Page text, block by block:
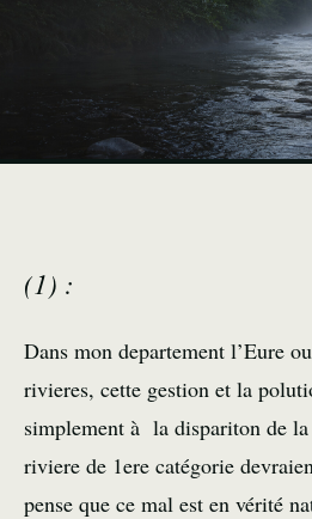
(1) :
Dans mon departement l’Eure
rivieres, cette gestion et la
simplement à la dispariton de
riviere de 1ere catégorie
pense que ce mal est en vérité